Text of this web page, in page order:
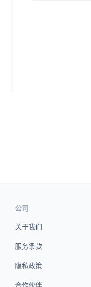
公司
关于我们
服务条款
隐私政策
合作伙伴